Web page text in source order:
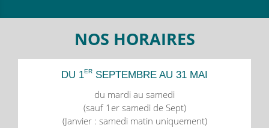
NOS HORAIRES
DU 1ER SEPTEMBRE AU 31 MAI
du mardi au samedi
(sauf 1er samedi de Sept)
(Janvier : samedi matin uniquement)